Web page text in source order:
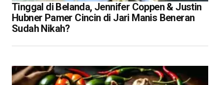
Tinggal di Belanda, Jennifer Coppen & Justin
Hubner Pamer Cincin di Jari Manis Beneran
Sudah Nikah?